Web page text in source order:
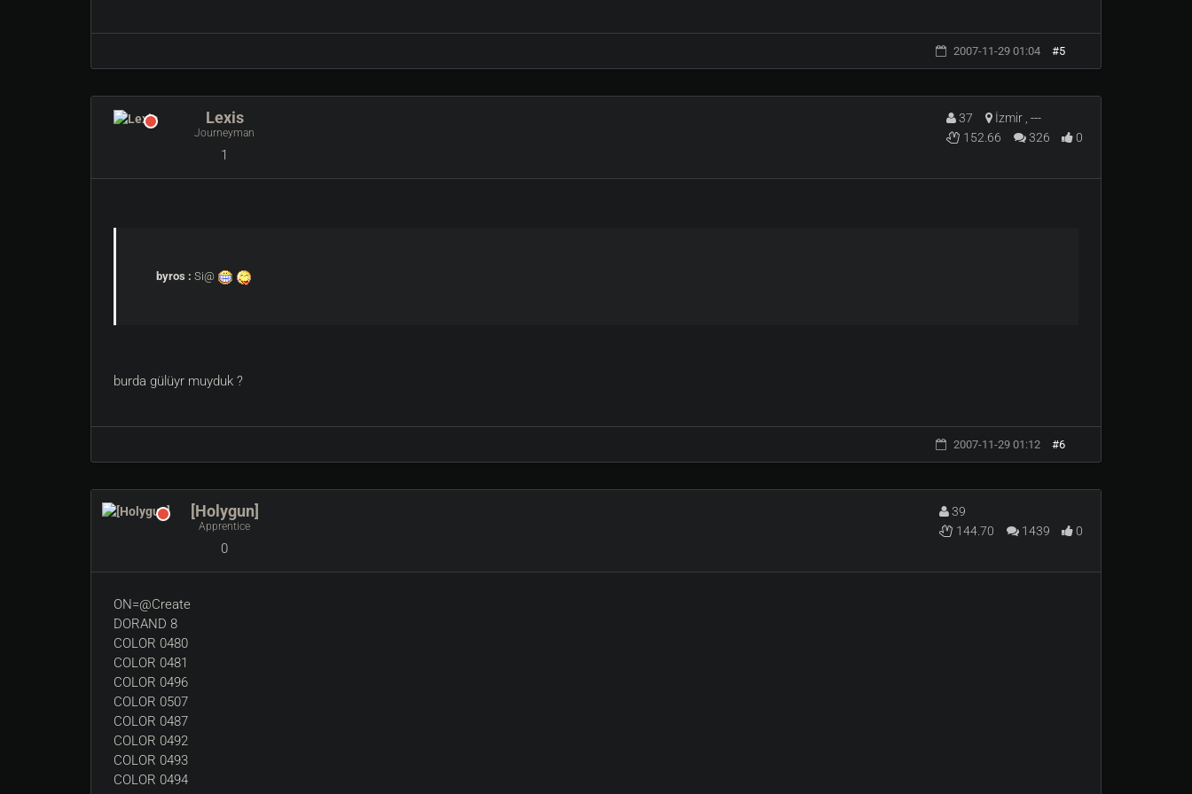
2007-11-29 01:04 #5
Lexis
Journeyman
1
37 İzmir , ---
152.66
326 0
byros : Si@
burda gülüyr muyduk ?
2007-11-29 01:12 #6
[Holygun]
Apprentice
0
39
144.70
1439 0
ON=@Create
DORAND 8
COLOR 0480
COLOR 0481
COLOR 0496
COLOR 0507
COLOR 0487
COLOR 0492
COLOR 0493
COLOR 0494